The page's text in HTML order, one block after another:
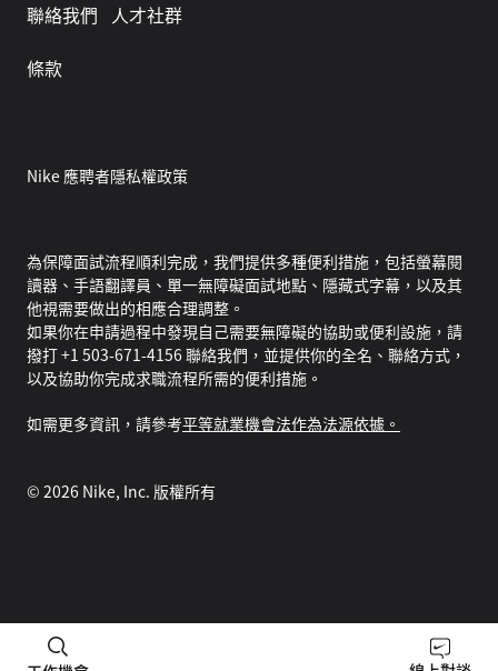
聯絡我們
人才社群
條款
Nike 應聘者隱私權政策
為保障面試流程順利完成，我們提供多種便利措施，包括螢幕閱
讀器、手語翻譯員、單一無障礙面試地點、隱藏式字幕，以及其
他視需要做出的相應合理調整。
如果你在申請過程中發現自己需要無障礙的協助或便利設施，請
撥打 +1 503-671-4156 聯絡我們，並提供你的全名、聯絡方式，
以及協助你完成求職流程所需的便利措施。
如需更多資訊，請參考平等就業機會法作為法源依據。
© 2026 Nike, Inc. 版權所有